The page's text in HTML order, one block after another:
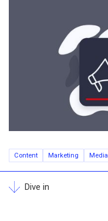
Content Marketing Media
Dive in